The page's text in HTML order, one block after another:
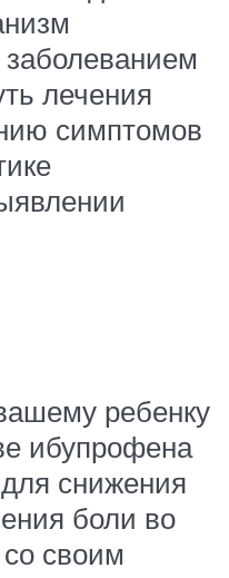
заболеванием
лечения
симптомов
ребенку
ибупрофена
снижения
боли во
своим